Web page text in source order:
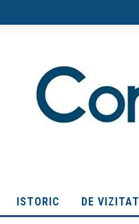
ISTORIC DE VIZITAT